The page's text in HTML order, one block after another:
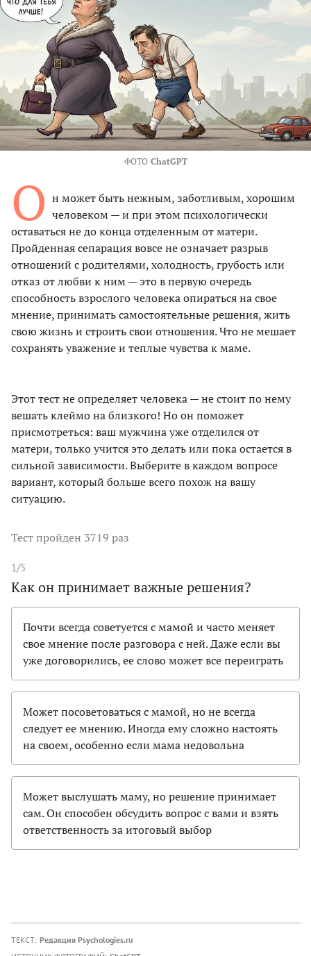
ФОТО ChatGPT
О н может быть нежным, заботливым, хорошим
человеком — и при этом психологически
оставаться не до конца отделенным от матери.
Пройденная сепарация вовсе не означает разрыв
отношений с родителями, холодность, грубость или
отказ от любви к ним — это в первую очередь
способность взрослого человека опираться на свое
мнение, принимать самостоятельные решения, жить
свою жизнь и строить свои отношения. Что не мешает
сохранять уважение и теплые чувства к маме.
Этот тест не определяет человека — не стоит по нему
вешать клеймо на близкого! Но он поможет
присмотреться: ваш мужчина уже отделился от
матери, только учится это делать или пока остается в
сильной зависимости. Выберите в каждом вопросе
вариант, который больше всего похож на вашу
ситуацию.
Тестпройден 3719 раз
1/5
Как он принимает важные решения?
Почти всегда советуется с мамой и часто меняет
свое мнение после разговора с ней. Даже если вы
уже договорились, ее слово может все переиграть
Может посоветоваться с мамой, но не всегда
следует ее мнению. Иногда ему сложно настоять
на своем, особенно если мама недовольна
Может выслушать маму, но решение принимает
сам. Он способен обсудить вопрос с вами и взять
ответственность за итоговый выбор
ТЕКСТ: Редакция Psychologies.ru